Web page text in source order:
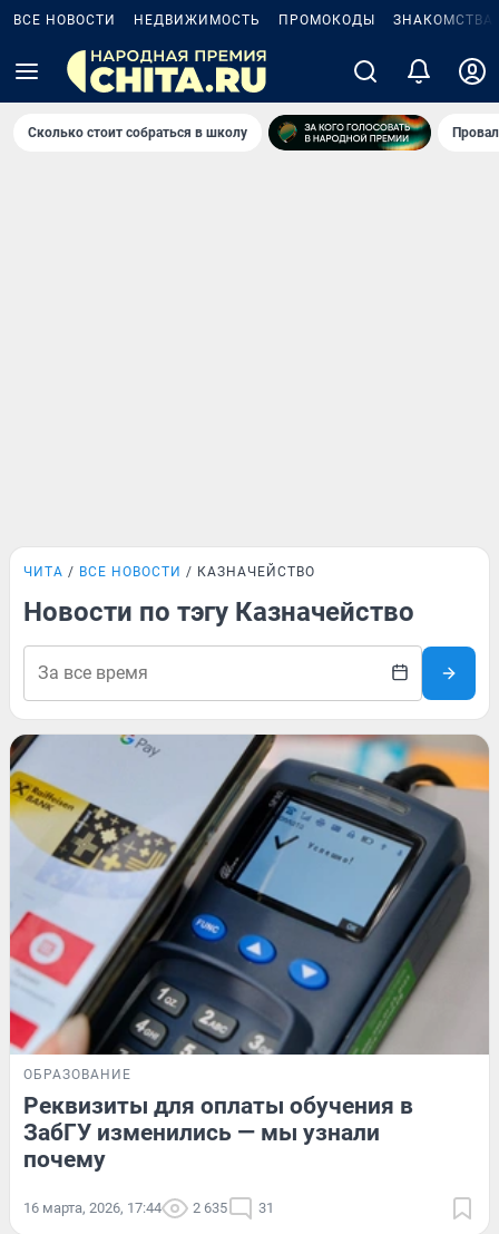
ВСЕ НОВОСТИ НЕДВИЖИМОСТЬ ПРОМОКОДЫ ЗНАКОМСТВА
Сколько стоит собраться в школу
ЧИТА ВСЕ НОВОСТИ КАЗНАЧЕЙСТВО
Новости по тэгу Казначейство
ОБРАЗОВАНИЕ
Реквизиты для оплаты обучения в
ЗабГУ изменились — мы узнали
почему
16 марта, 2026, 17:44 2 635 31